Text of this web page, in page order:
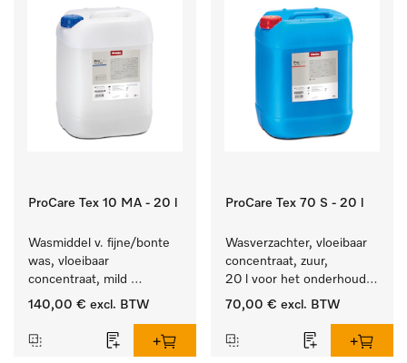
ProCare Tex 10 MA - 20 l
Wasmiddel v. fijne/bonte
was, vloeibaar
concentraat, mild
alkalisch, 20 l voor het
en gevoelig textiel.
140,00 € excl. BTW
ProCare Tex 70 S - 20 l
Wasverzachter, vloeibaar
concentraat, zuur,
20 l voor het onderhoud
van vezels zodat het
70,00 € excl. BTW